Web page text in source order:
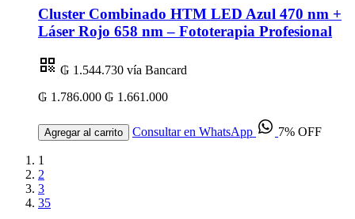
Cluster Combinado HTM LED Azul 470 nm +
Láser Rojo 658 nm – Fototerapia Profesional
₲ 1.544.730 vía Bancard
₲ 1.786.000 ₲ 1.661.000
Agregar al carrito Consultar en WhatsApp 7% OFF
1
2
3
35